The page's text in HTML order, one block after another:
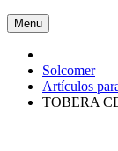
Menu
Solcomer
Artículos
TOBERA